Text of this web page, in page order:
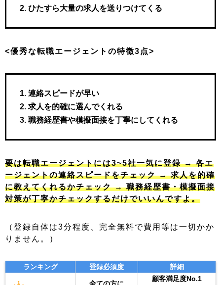
ひたすら大量の求人を送りつけてくる
<優秀な転職エージェントの特徴3点>
連絡スピードが早い
求人を的確に選んでくれる
職務経歴書や模擬面接を丁寧にしてくれる
要は転職エージェントには3~5社一気に登録 → 各エ
ージェントの連絡スピードをチェック → 求人を的確
に教えてくれるかチェック → 職務経歴書・模擬面接
対策が丁寧かチェックするだけでいいんですよ。
（登録自体は3分程度、完全無料で費用等は一切かか
りません。）
ランキング 登録必須度 詳細
顧客満足度No.1